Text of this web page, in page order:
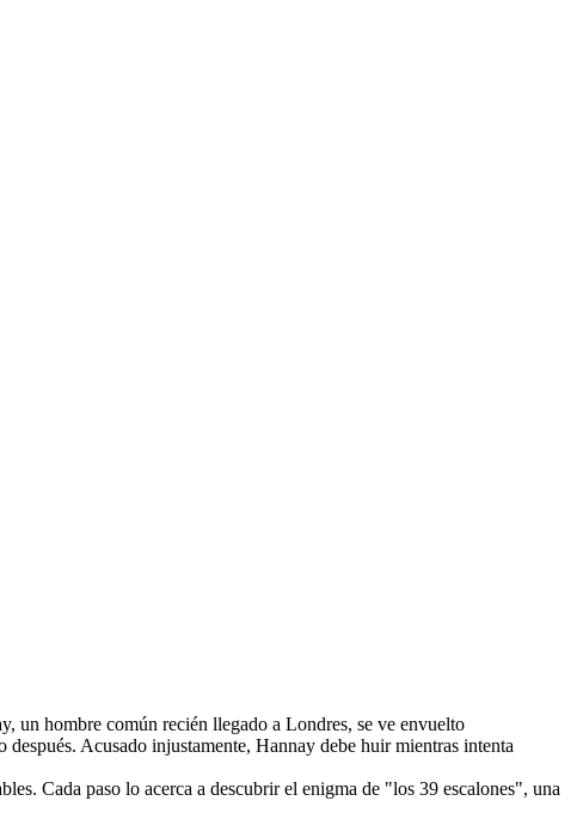
un hombre común recién llegado a Londres, se ve envuelto
Acusado injustamente, Hannay debe huir mientras intenta
Cada paso lo acerca a descubrir el enigma de "los 39 escalones", una